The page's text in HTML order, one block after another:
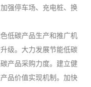
强停车场、充电桩、换
低碳产品生产和推广机
级。大力发展节能低碳
产品采购力度。建立健
品价值实现机制。加快